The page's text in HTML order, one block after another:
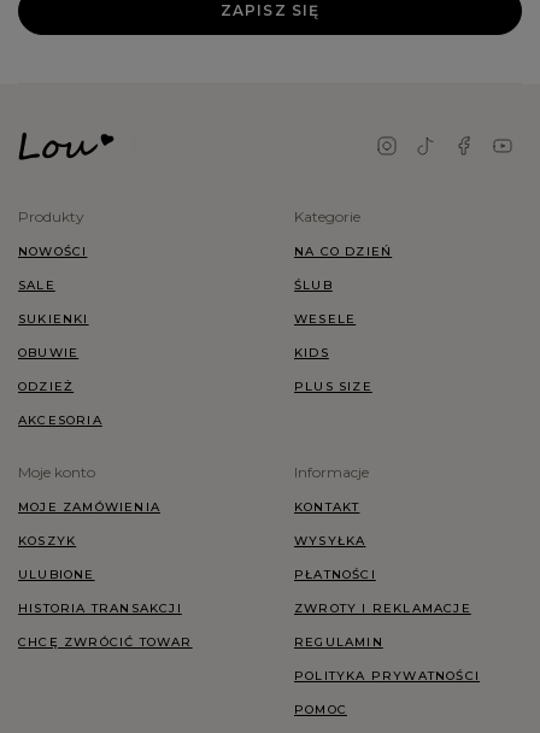
ZAPISZ SIĘ
Produkty
NOWOŚCI
SALE
SUKIENKI
OBUWIE
ODZIEŻ
AKCESORIA
Kategorie
NA CO DZIEŃ
ŚLUB
WESELE
KIDS
PLUS SIZE
Moje konto
MOJE ZAMÓWIENIA
KOSZYK
ULUBIONE
HISTORIA TRANSAKCJI
CHCĘ ZWRÓCIĆ TOWAR
Informacje
KONTAKT
WYSYŁKA
PŁATNOŚCI
ZWROTY I REKLAMACJE
REGULAMIN
POLITYKA PRYWATNOŚCI
POMOC